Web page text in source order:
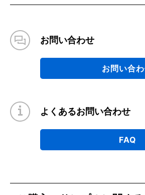
お問い合わせ
お問い合
よくあるお問い合わせ
FAQ